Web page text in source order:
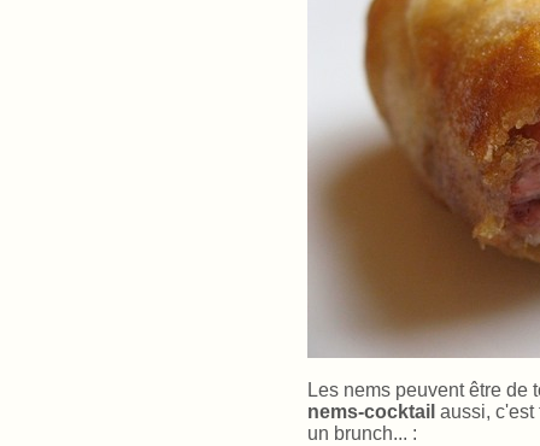
Les nems peuvent être de
nems-cocktail aussi, c'est
un brunch... :